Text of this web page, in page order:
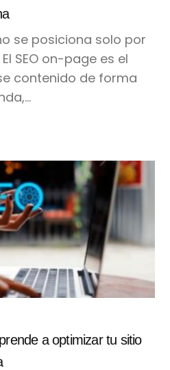
se posiciona solo por
SEO on-page es el
contenido de forma
a optimizar tu sitio